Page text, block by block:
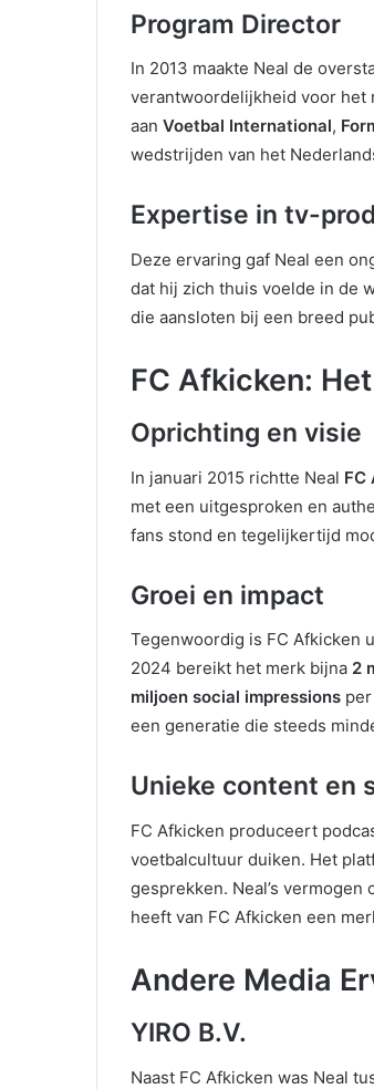
Program Director
In 2013 maakte Neal de
verantwoordelijkheid voor het
aan Voetbal International,
wedstrijden van het
Expertise in tv-
Deze ervaring gaf Neal een
dat hij zich thuis voelde in de
die aansloten bij een breed
FC Afkicken:
Oprichting en visie
In januari 2015 richtte Neal FC
met een uitgesproken en
fans stond en tegelijkertijd
Groei en impact
Tegenwoordig is FC Afkicken
2024 bereikt het merk bijna 2
miljoen social impressions
een generatie die steeds
Unieke content en
FC Afkicken produceert
voetbalcultuur duiken. Het
gesprekken. Neal’s
heeft van FC Afkicken een
Andere Media
YIRO B.V.
Naast FC Afkicken was Neal